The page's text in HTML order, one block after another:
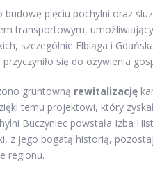
pięciu pochylni oraz
transportowym,
szczególnie Elbląga i
się do ożywienia
gruntowną rewitalizację
temu projektowi, który
Buczyniec powstała Izba
z jego bogatą historią,
regionu.